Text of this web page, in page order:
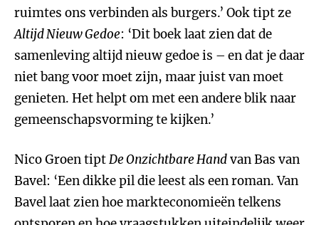
ruimtes ons verbinden als burgers.’ Ook tipt ze
Altijd Nieuw Gedoe: ‘Dit boek laat zien dat de
samenleving altijd nieuw gedoe is – en dat je daar
niet bang voor moet zijn, maar juist van moet
genieten. Het helpt om met een andere blik naar
gemeenschapsvorming te kijken.’
Nico Groen tiptDe Onzichtbare Handvan Bas van
Bavel: ‘Een dikke pil die leest als een roman. Van
Bavel laat zien hoe markteconomieën telkens